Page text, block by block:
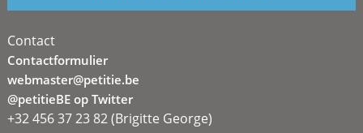
Contact
Contactformulier
webmaster@petitie.be
@petitieBE op Twitter
+32 456 37 23 82 (Brigitte George)